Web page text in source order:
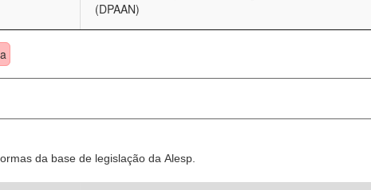
(DPAAN)
da base de legislação da Alesp.